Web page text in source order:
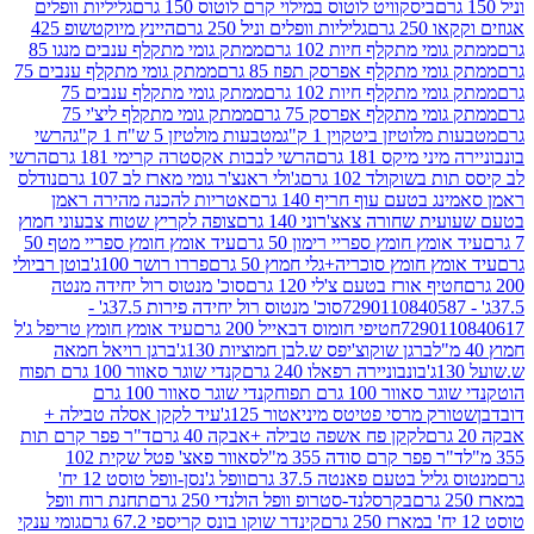
ביסקוויט לוטוס במילוי קרם לוטוס 150 גרם
גליליות וופלים
גרם
גליליות וופלים וניל 250 גרם
היינץ מיוקטשופ 425
מתקלף חיות 102 גרם
ממתק גומי מתקלף ענבים מנגו 85
מתקלף אפרסק תפוז 85 גרם
ממתק גומי מתקלף ענבים 75
מתקלף חיות 102 גרם
ממתק גומי מתקלף ענבים 75
מתקלף אפרסק 75 גרם
ממתק גומי מתקלף ליצ'י 75
ביטקוין 1 ק"ג
מטבעות מולטיזן 5 ש"ח 1 ק"ג
הרשי
מיקס 181 גרם
הרשי לבבות אקסטרה קרימי 181 גרם
הרשי
102 גרם
ג'ולי ראנצ'ר גומי מארז לב 107 גרם
נודלס
עוף חריף 140 גרם
אטריות להכנה מהירה ראמן
שחורה צאצ'רוני 140 גרם
צופה לקריץ שטוח צבעוני חמוץ
חומץ ספריי רימון 50 גרם
עיד אומץ חומץ ספריי מטף 50
חומץ סוכריה+גלי חמוץ 50 גרם
פררו רושר 100ג'
בוטן רביולי
אורז בטעם צ'לי 120 גרם
סוכ' מנטוס רול יחידה מנטה
סוכ' מנטוס רול יחידה פירות 37.5ג' -
חטיפי חומוס דבאייל 200 גרם
עיד אומץ חומץ טריפל ג'ל
ברגן שוקוצ'יפס ש.לבן חמוציות 130ג'
ברגן רויאל חמאה
בונבוניירה רפאלו 240 גרם
קנדי שוגר סאוור 100 גרם תפוח
100 גרם תפוח
קנדי שוגר סאוור 100 גרם
מרסי פטיטס מיניאטור 125ג'
עיד לקקן אסלה טבילה +
לקקן פח אשפה טבילה +אבקה 40 גרם
ד"ר פפר קרם תות
פפר קרם סודה 355 מ"ל
סאוור פאצ' פטל שקית 102
בטעם פאנטה 37.5 גרם
וופל ג'נסן-וופל טוסט 12 יח'
בקרסלנד-סטרופ וופל הולנדי 250 גרם
תחנת רוח וופל
קינדר שוקו בונס קריספי 67.2 גרם
גומי ענקי